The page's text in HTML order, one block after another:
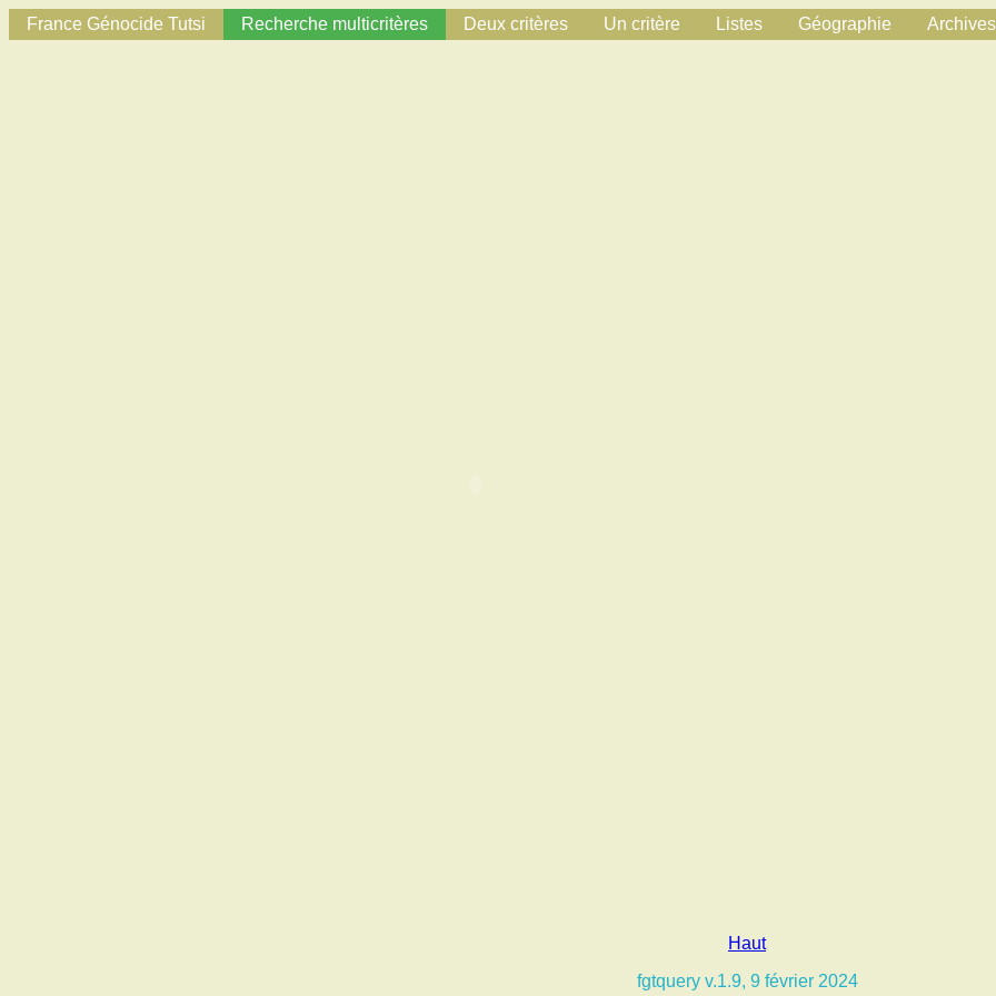
France Génocide Tutsi Recherche multicritères Deux critères Un critère Listes Géographie Archives
Haut
fgtquery v.1.9, 9 février 2024